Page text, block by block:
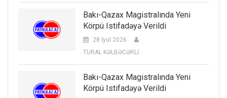
Bakı-Qazax Magistralında Yeni
Körpü Istifadəyə Verildi
28 İyul 2026
TURAL KƏLBƏCƏRLİ
Bakı-Qazax Magistralında Yeni
Körpü Istifadəyə Verildi